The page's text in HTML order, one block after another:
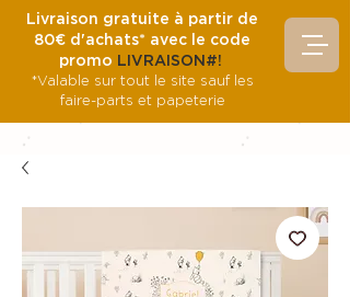
Livraison gratuite à partir de
80€ d'achats* avec le code
promo LIVRAISON#!
*Valable sur tout le site sauf les
faire-parts et papeterie